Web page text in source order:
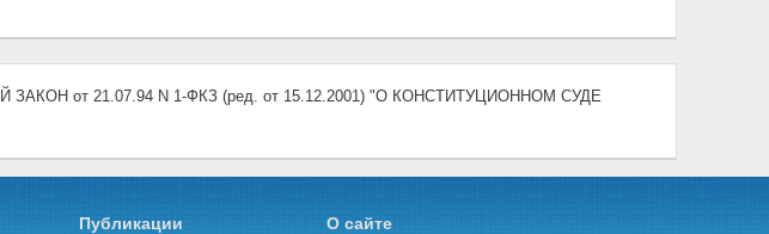
от 21.07.94 N 1-ФКЗ (ред. от 15.12.2001) "О КОНСТИТУЦИОННОМ СУДЕ
Публикации О сайте